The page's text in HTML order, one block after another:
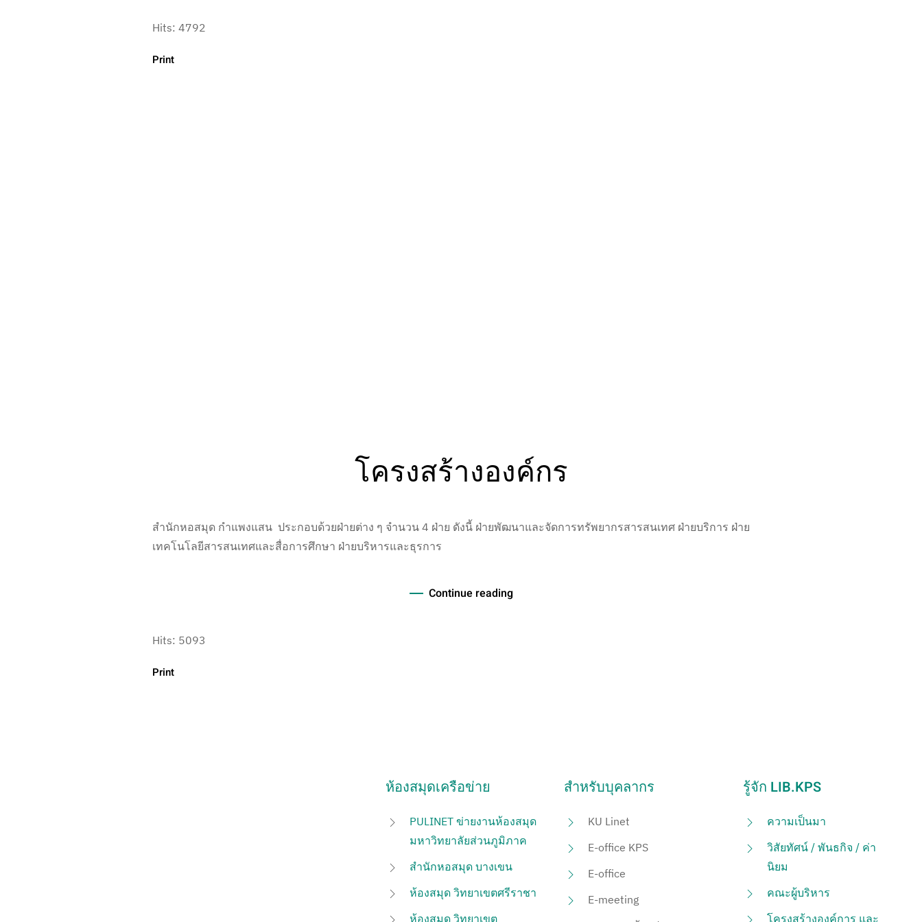
Hits: 4792
Print
โครงสร้างองค์กร
สำนักหอสมุด กำแพงแสน ประกอบด้วยฝ่ายต่าง ๆ จำนวน 4 ฝ่าย ดังนี้ ฝ่ายพัฒนาและจัดการทรัพยากรสารสนเทศ ฝ่ายบริการ ฝ่าย
เทคโนโลยีสารสนเทศและสื่อการศึกษา ฝ่ายบริหารและธุรการ
Continue reading
Hits: 5093
Print
ห้องสมุดเครือข่าย
PULINET ข่ายงานห้องสมุด
มหาวิทยาลัยส่วนภูมิภาค
สำนักหอสมุด บางเขน
ห้องสมุด วิทยาเขตศรีราชา
ห้องสมุด วิทยาเขต
สำหรับบุคลากร
KU Linet
E-office KPS
E-office
E-meeting
รู้จัก LIB.KPS
ความเป็นมา
วิสัยทัศน์ / พันธกิจ / ค่า
นิยม
คณะผู้บริหาร
โครงสร้างองค์การ และ